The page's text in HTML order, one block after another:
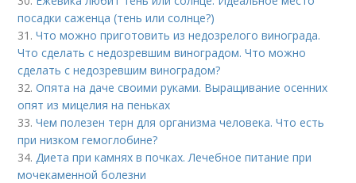
посадки саженца (тень или солнце?)
31.Что можно приготовить из недозрелого винограда.
Что сделать с недозревшим виноградом. Что можно
сделать с недозревшим виноградом?
32.Опята на даче своими руками. Выращивание осенних
опят из мицелия на пеньках
33.Чем полезен терн для организма человека. Что есть
при низком гемоглобине?
34.Диета при камнях в почках. Лечебное питание при
мочекаменной болезни